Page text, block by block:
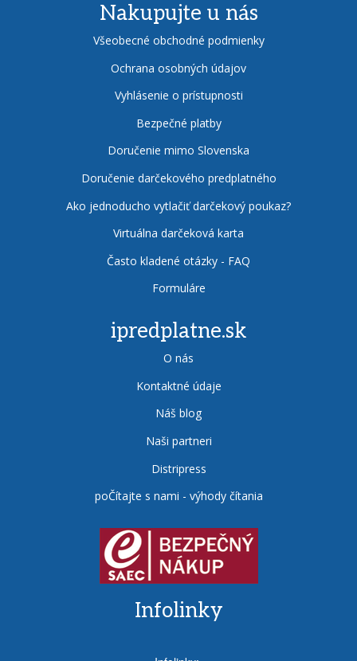
Nakupujte u nás
Všeobecné obchodné podmienky
Ochrana osobných údajov
Vyhlásenie o prístupnosti
Bezpečné platby
Doručenie mimo Slovenska
Doručenie darčekového predplatného
Ako jednoducho vytlačiť darčekový poukaz?
Virtuálna darčeková karta
Často kladené otázky - FAQ
Formuláre
ipredplatne.sk
O nás
Kontaktné údaje
Náš blog
Naši partneri
Distripress
poČítajte s nami - výhody čítania
Infolinky